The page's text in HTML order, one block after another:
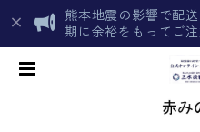
熊本地震の影響で配
期に余裕をもってご注